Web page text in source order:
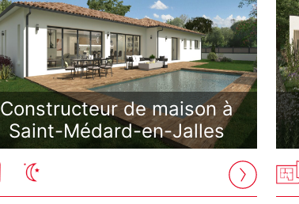
Constructeur de maison à
Saint-Médard-en-Jalles